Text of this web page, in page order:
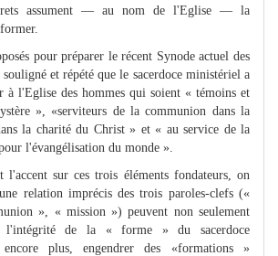
assument — au nom de l'Eglise — la
pour préparer le récent Synode actuel des
et répété que le sacerdoce ministériel a
à l'Eglise des hommes qui soient « témoins et
», «serviteurs de la communion dans la
la charité du Christ » et « au service de la
l'évangélisation du monde ».
l'accent sur ces trois éléments fondateurs, on
relation imprécis des trois paroles-clefs («
», « mission ») peuvent non seulement
l'intégrité de la « forme » du sacerdoce
plus, engendrer des «formations »